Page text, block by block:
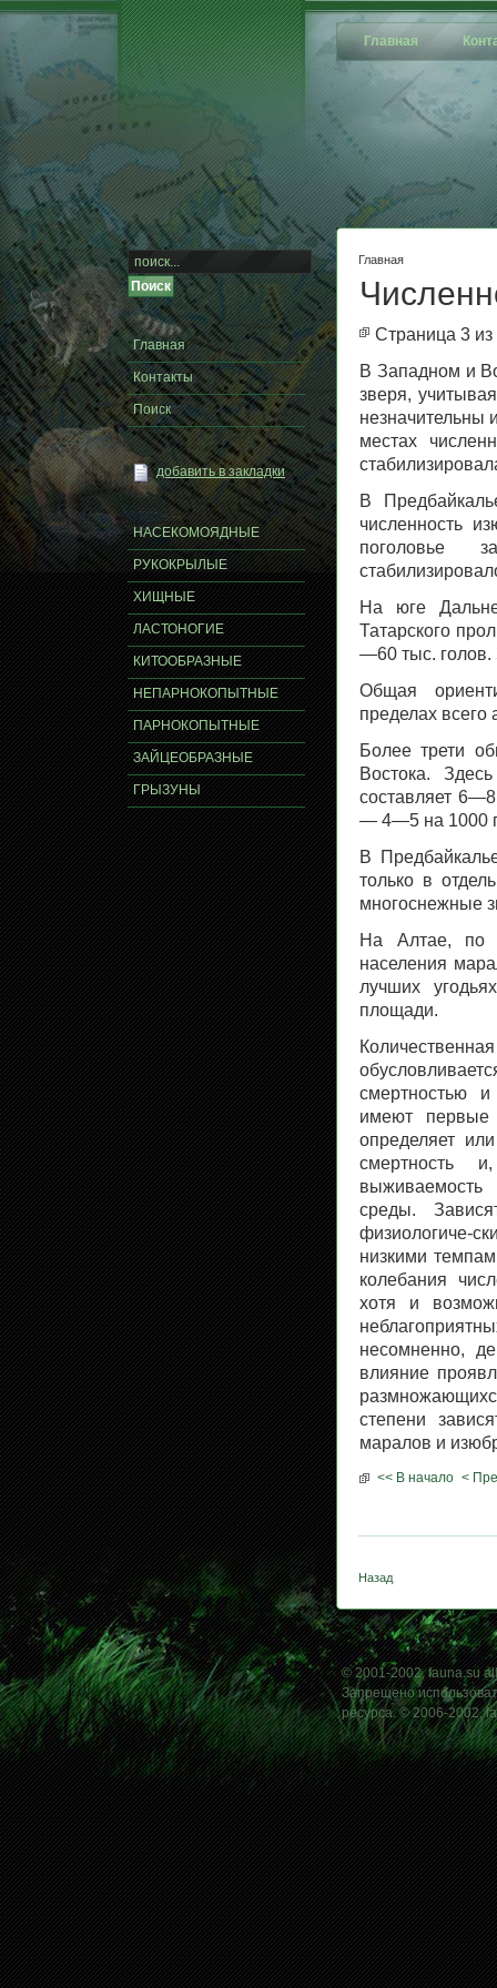
Главная
Главная
Страница 3 из
В Западном и
зверя,
незначительны
местах
В
численность
поголовье
На юге
Татарского
—60 тыс. голов.
Общая
пределах
Более трети
Востока.
составляет
— 4—5 на 1000
В
только в
многоснежные
На Алтае, по
населения
лучших
площади.
смертностью
имеют первые
определяет
смертность
среды.
физиологиче-
низкими
колебания
хотя и
несомненно,
влияние
степени
маралов и
<< В начало <
Назад
Главная
Контакты
Поиск
добавить в закладки
НАСЕКОМОЯДНЫЕ
РУКОКРЫЛЫЕ
ХИЩНЫЕ
ЛАСТОНОГИЕ
КИТООБРАЗНЫЕ
НЕПАРНОКОПЫТНЫЕ
ПАРНОКОПЫТНЫЕ
ЗАЙЦЕОБРАЗНЫЕ
ГРЫЗУНЫ
© 2001-2002, fauna.su
Запрещено
ресурса. © 2006-2002,